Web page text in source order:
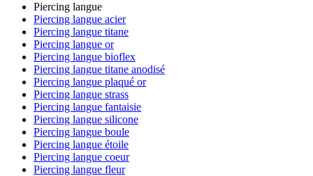
Piercing langue
Piercing langue acier
Piercing langue titane
Piercing langue or
Piercing langue bioflex
Piercing langue titane anodisé
Piercing langue plaqué or
Piercing langue strass
Piercing langue fantaisie
Piercing langue silicone
Piercing langue boule
Piercing langue étoile
Piercing langue coeur
Piercing langue fleur